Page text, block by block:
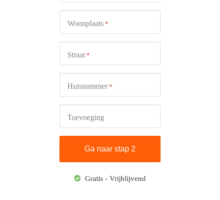
Woonplaats *
Straat *
Huisnummer *
Toevoeging
Gratis - Vrijblijvend